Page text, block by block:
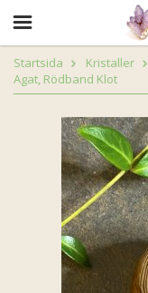
Startsida Kristaller
Agat, Rödband Klot